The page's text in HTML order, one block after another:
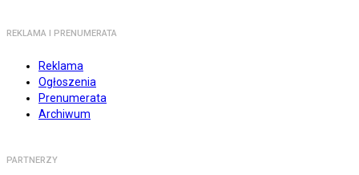
REKLAMA I PRENUMERATA
Reklama
Ogłoszenia
Prenumerata
Archiwum
PARTNERZY